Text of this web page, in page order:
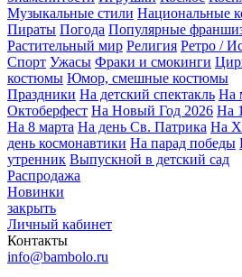
Музыкальные стили Национальные
Пираты Погода Популярные
Растительный мир Религия Ретро /
Спорт Ужасы Фраки и смокинги
костюмы Юмор, смешные костюмы
Праздники На детский спектакль На
Октоберфест На Новый Год 2026 На
На 8 марта На день Св. Патрика На
день космонавтики На парад победы
утренник Выпускной в детский сад
Распродажа
Новинки
закрыть
Личный кабинет
Контакты
info@bambolo.ru